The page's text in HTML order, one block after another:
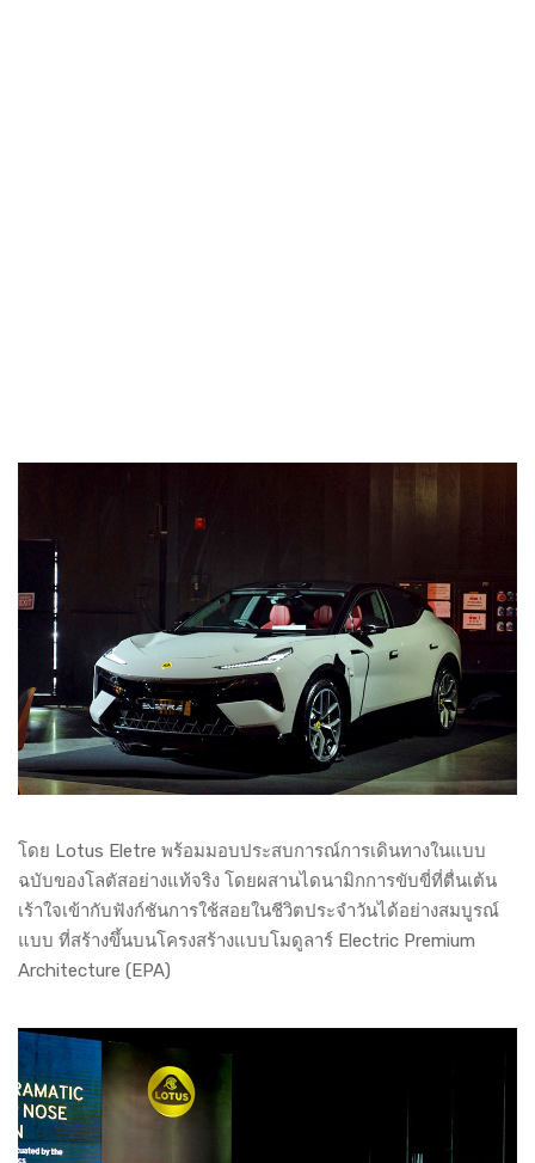
โดย Lotus Eletre พร้อมมอบประสบการณ์การเดินทางในแบบ
ฉบับของโลตัสอย่างแท้จริง โดยผสานไดนามิกการขับขี่ที่ตื่นเต้น
เร้าใจเข้ากับฟังก์ชันการใช้สอยในชีวิตประจำวันได้อย่างสมบูรณ์
แบบ ที่สร้างขึ้นบนโครงสร้างแบบโมดูลาร์ Electric Premium
Architecture (EPA)